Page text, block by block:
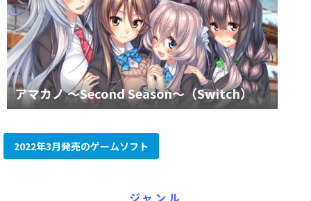
アマカノ ～Second Season～（Switch）
2022年3月発売のゲームソフト
ジャンル